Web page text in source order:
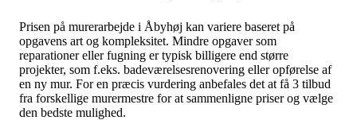
Prisen på murerarbejde i Åbyhøj kan variere baseret på
opgavens art og kompleksitet. Mindre opgaver som
reparationer eller fugning er typisk billigere end større
projekter, som f.eks. badeværelsesrenovering eller opførelse af
en ny mur. For en præcis vurdering anbefales det at få 3 tilbud
fra forskellige murermestre for at sammenligne priser og vælge
den bedste mulighed.